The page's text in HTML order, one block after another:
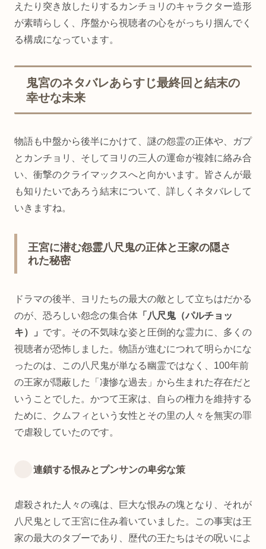
えたり突き放したりするカンチョリのキャラクター造形
が素晴らしく、序盤から視聴者の心をがっちり掴んでく
る構成になっています。
鬼宮のネタバレあらすじ最終回と結末の
幸せな未来
物語も中盤から後半にかけて、謎の怨霊の正体や、ガプ
とカンチョリ、そしてヨリの三人の運命が複雑に絡み合
い、衝撃のクライマックスへと向かいます。皆さんが最
も知りたいであろう結末について、詳しくネタバレして
いきますね。
王宮に潜む怨霊八尺鬼の正体と王家の隠さ
れた秘密
ドラマの後半、ヨリたちの最大の敵として立ちはだかる
のが、恐ろしい怨念の集合体 「八尺鬼（パルチョッ
キ）」 です。その不気味な姿と圧倒的な霊力に、多くの
視聴者が恐怖しました。物語が進むにつれて明らかにな
ったのは、この八尺鬼が単なる幽霊ではなく、100年前
の王家が隠蔽した「凄惨な過去」から生まれた存在だと
いうことでした。かつて王家は、自らの権力を維持する
ために、クムフィという女性とその里の人々を無実の罪
で虐殺していたのです。
連鎖する恨みとプンサンの卑劣な策
虐殺された人々の魂は、巨大な恨みの塊となり、それが
八尺鬼として王宮に住み着いていました。この事実は王
家の最大のタブーであり、歴代の王たちはその呪いによ